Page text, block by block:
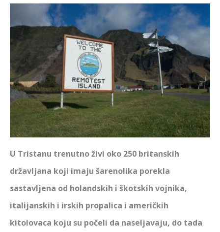
U Tristanu trenutno živi oko 250 britanskih
državljana koji imaju šarenolika porekla
sastavljena od holandskih i škotskih vojnika,
italijanskih i irskih propalica i američkih
kitolovaca koju su počeli da naseljavaju, do tada